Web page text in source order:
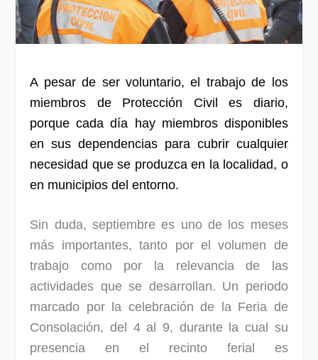
A pesar de ser voluntario, el trabajo de los
miembros de Protección Civil es diario,
porque cada día hay miembros disponibles
en sus dependencias para cubrir cualquier
necesidad que se produzca en la localidad, o
en municipios del entorno.
Sin duda, septiembre es uno de los meses
más importantes, tanto por el volumen de
trabajo como por la relevancia de las
actividades que se desarrollan. Un periodo
marcado por la celebración de la Feria de
Consolación, del 4 al 9, durante la cual su
presencia en el recinto ferial es